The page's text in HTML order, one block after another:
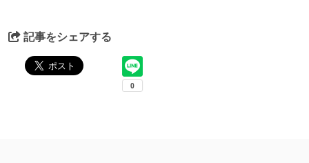
記事をシェアする